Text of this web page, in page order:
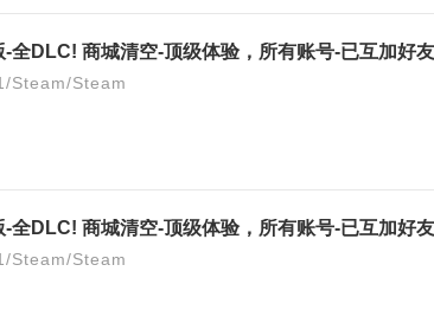
Steam/Steam
Steam/Steam